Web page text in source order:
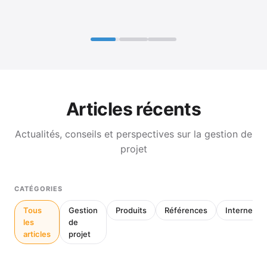
Articles récents
Actualités, conseils et perspectives sur la gestion de
projet
CATÉGORIES
Tous
les
articles
Gestion
de
projet
Produits Références Interne